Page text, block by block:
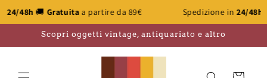
a partire da 89€ Spedizione in24/48h🚚Gratuitaa
direttamente
ai contenuti
Scopri oggetti vintage, antiquariato e altro